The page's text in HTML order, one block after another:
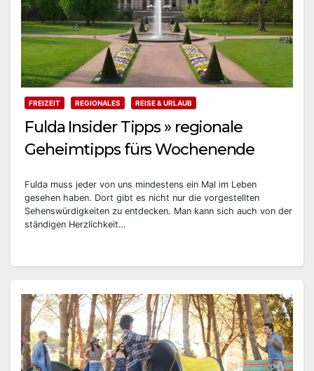
FREIZEIT REGIONALES REISE & URLAUB
Fulda Insider Tipps » regionale
Geheimtipps fürs Wochenende
Fulda muss jeder von uns mindestens ein Mal im Leben
gesehen haben. Dort gibt es nicht nur die vorgestellten
Sehenswürdigkeiten zu entdecken. Man kann sich auch von der
ständigen Herzlichkeit…